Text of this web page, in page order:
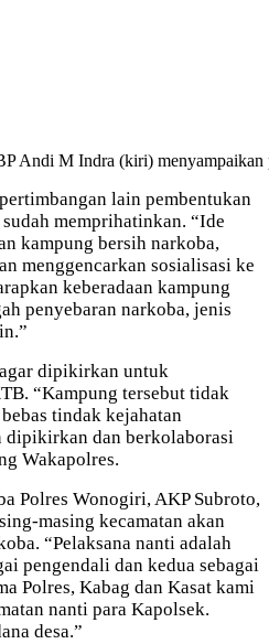
Andi M Indra (kiri) menyampaikan
lain pembentukan
memprihatinkan. “Ide
kampung bersih narkoba,
menggencarkan sosialisasi ke
keberadaan kampung
penyebaran narkoba, jenis
dipikirkan untuk
“Kampung tersebut tidak
tindak kejahatan
dipikirkan dan berkolaborasi
Wakapolres.
Polres Wonogiri, AKP Subroto,
masing kecamatan akan
“Pelaksana nanti adalah
pengendali dan kedua sebagai
Polres, Kabag dan Kasat kami
nanti para Kapolsek.
desa.”